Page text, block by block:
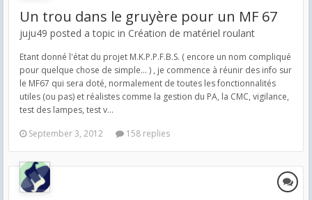
Un trou dans le gruyère pour un MF 67
juju49 posted a topic in Création de matériel roulant
Etant donné l'état du projet M.K.P.P.F.B.S. ( encore un nom compliqué
pour quelque chose de simple... ) , je commence à réunir des info sur
le MF67 qui sera doté, normalement de toutes les fonctionnalités
utiles (ou pas) et réalistes comme la gestion du PA, la CMC, vigilance,
test des lampes, test v...
September 3, 2012
158 replies